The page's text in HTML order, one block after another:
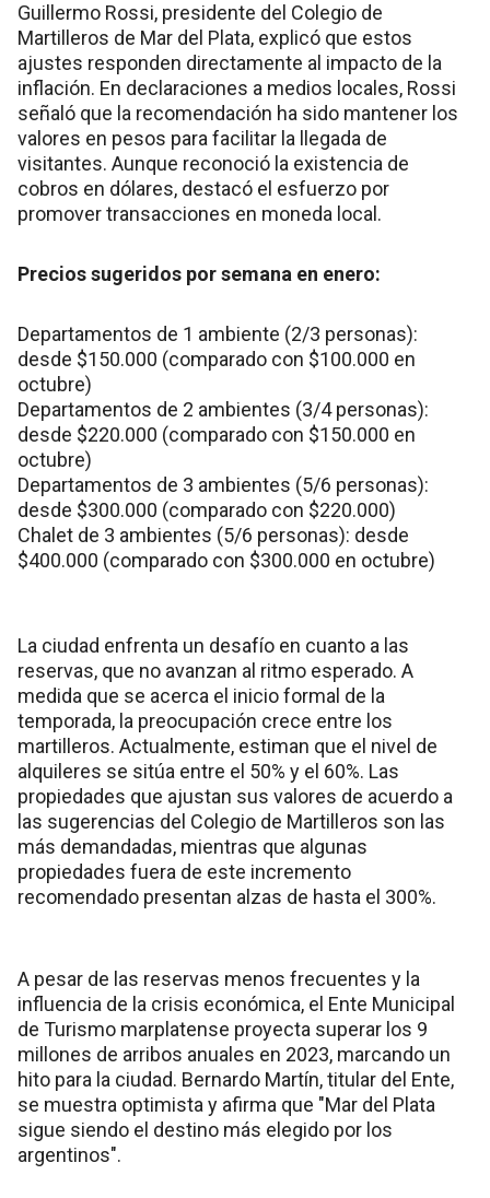
Guillermo Rossi, presidente del Colegio de
Martilleros de Mar del Plata, explicó que estos
ajustes responden directamente al impacto de la
inflación. En declaraciones a medios locales, Rossi
señaló que la recomendación ha sido mantener los
valores en pesos para facilitar la llegada de
visitantes. Aunque reconoció la existencia de
cobros en dólares, destacó el esfuerzo por
promover transacciones en moneda local.
Precios sugeridos por semana en enero:
Departamentos de 1 ambiente (2/3 personas):
desde $150.000 (comparado con $100.000 en
octubre)
Departamentos de 2 ambientes (3/4 personas):
desde $220.000 (comparado con $150.000 en
octubre)
Departamentos de 3 ambientes (5/6 personas):
desde $300.000 (comparado con $220.000)
Chalet de 3 ambientes (5/6 personas): desde
$400.000 (comparado con $300.000 en octubre)
La ciudad enfrenta un desafío en cuanto a las
reservas, que no avanzan al ritmo esperado. A
medida que se acerca el inicio formal de la
temporada, la preocupación crece entre los
martilleros. Actualmente, estiman que el nivel de
alquileres se sitúa entre el 50% y el 60%. Las
propiedades que ajustan sus valores de acuerdo a
las sugerencias del Colegio de Martilleros son las
más demandadas, mientras que algunas
propiedades fuera de este incremento
recomendado presentan alzas de hasta el 300%.
A pesar de las reservas menos frecuentes y la
influencia de la crisis económica, el Ente Municipal
de Turismo marplatense proyecta superar los 9
millones de arribos anuales en 2023, marcando un
hito para la ciudad. Bernardo Martín, titular del Ente,
se muestra optimista y afirma que "Mar del Plata
sigue siendo el destino más elegido por los
argentinos".